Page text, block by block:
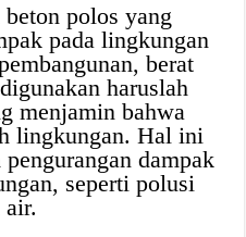
beton polos yang
pada lingkungan
berat
haruslah
menjamin bahwa
lingkungan. Hal ini
dampak
seperti polusi
air.